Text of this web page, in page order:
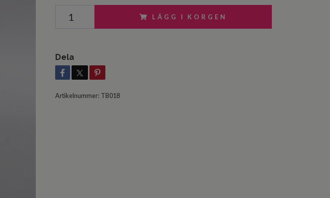
LÄGG I KORGEN
Dela
Artikelnummer: TB018